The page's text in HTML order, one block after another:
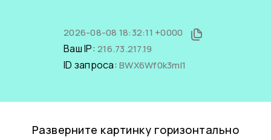
2026-08-08 18:32:11 +0000
Ваш IP: 216.73.217.19
ID запроса: BWX6Wf0k3mI1
Разверните картинку горизонтально